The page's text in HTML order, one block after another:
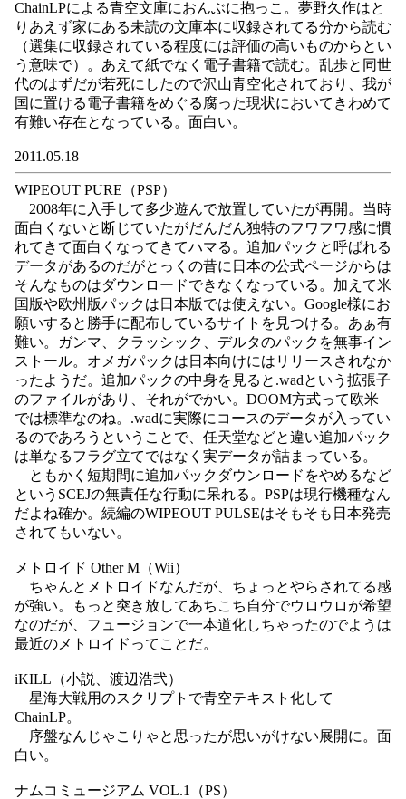
ChainLPによる青空文庫におんぶに抱っこ。夢野久作はと
りあえず家にある未読の文庫本に収録されてる分から読む
（選集に収録されている程度には評価の高いものからとい
う意味で）。あえて紙でなく電子書籍で読む。乱歩と同世
代のはずだが若死にしたので沢山青空化されており、我が
国に置ける電子書籍をめぐる腐った現状においてきわめて
有難い存在となっている。面白い。
2011.05.18
WIPEOUT PURE（PSP）
2008年に入手して多少遊んで放置していたが再開。当時
面白くないと断じていたがだんだん独特のフワフワ感に慣
れてきて面白くなってきてハマる。追加パックと呼ばれる
データがあるのだがとっくの昔に日本の公式ページからは
そんなものはダウンロードできなくなっている。加えて米
国版や欧州版パックは日本版では使えない。Google様にお
願いすると勝手に配布しているサイトを見つける。あぁ有
難い。ガンマ、クラッシック、デルタのパックを無事イン
ストール。オメガパックは日本向けにはリリースされなか
ったようだ。追加パックの中身を見ると.wadという拡張子
のファイルがあり、それがでかい。DOOM方式って欧米
では標準なのね。.wadに実際にコースのデータが入ってい
るのであろうということで、任天堂などと違い追加パック
は単なるフラグ立てではなく実データが詰まっている。
ともかく短期間に追加パックダウンロードをやめるなど
というSCEJの無責任な行動に呆れる。PSPは現行機種なん
だよね確か。続編のWIPEOUT PULSEはそもそも日本発売
されてもいない。
メトロイド Other M（Wii）
ちゃんとメトロイドなんだが、ちょっとやらされてる感
が強い。もっと突き放してあちこち自分でウロウロが希望
なのだが、フュージョンで一本道化しちゃったのでようは
最近のメトロイドってことだ。
iKILL（小説、渡辺浩弐）
星海大戦用のスクリプトで青空テキスト化して
ChainLP。
序盤なんじゃこりゃと思ったが思いがけない展開に。面
白い。
ナムコミュージアム VOL.1（PS）